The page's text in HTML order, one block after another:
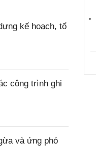
kế hoạch, tổ
công trình ghi
và ứng phó